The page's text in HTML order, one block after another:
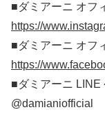
■ダミアーニ オフ
https://
■ダミアーニ オフ
https://
■ダミアーニ LINE
@damianiofficial